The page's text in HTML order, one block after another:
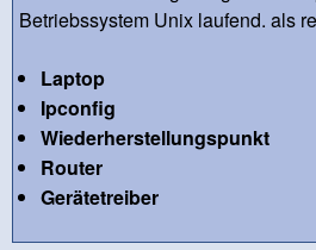
Betriebssystem Unix laufend. als
Laptop
Ipconfig
Wiederherstellungspunkt
Router
Gerätetreiber